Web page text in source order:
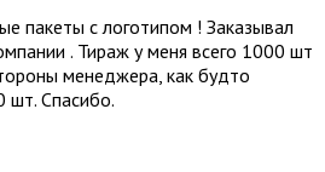
пакеты с логотипом ! Заказывал
. Тираж у меня всего 1000 шт
менеджера, как будто
шт. Спасибо.